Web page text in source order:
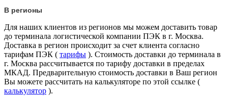
В регионы
Для наших клиентов из регионов мы можем доставить товар
до терминала логистической компании ПЭК в г. Москва.
Доставка в регион происходит за счет клиента согласно
тарифам ПЭК ( тарифы ). Стоимость доставки до терминала в
г. Москва рассчитывается по тарифу доставки в пределах
МКАД. Предварительную стоимость доставки в Ваш регион
Вы можете рассчитать на калькуляторе по этой ссылке (
калькулятор ).